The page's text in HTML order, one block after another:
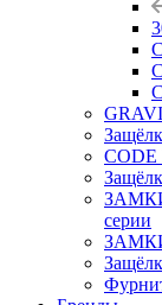
CODE
серии